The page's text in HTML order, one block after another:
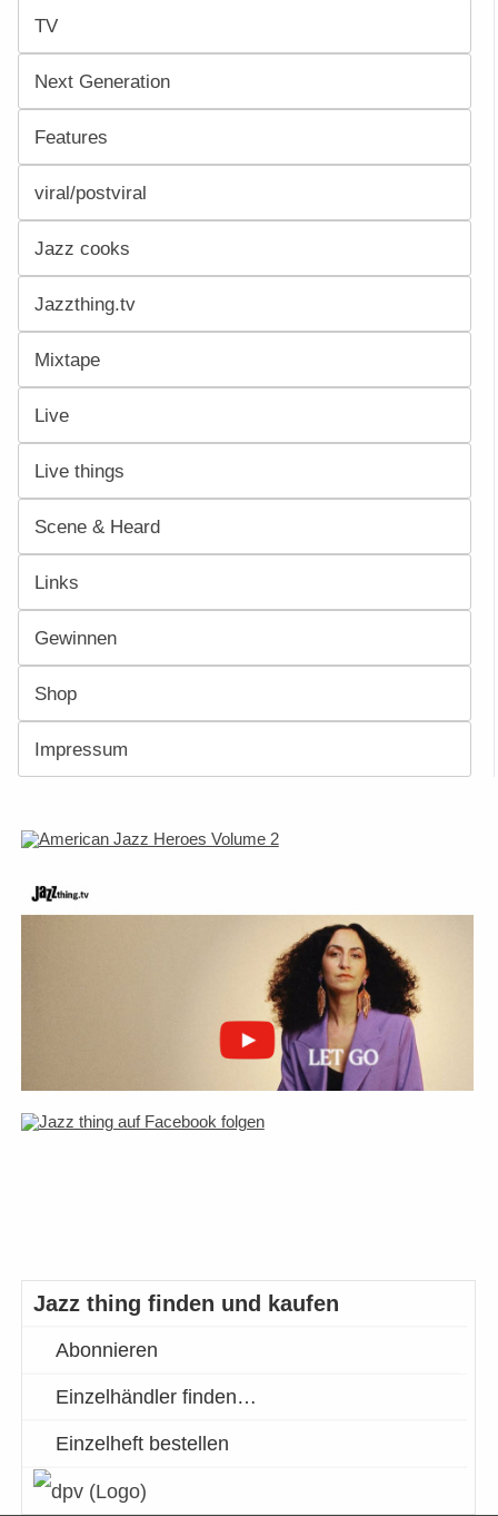
TV
Next Generation
Features
viral/postviral
Jazz cooks
Jazzthing.tv
Mixtape
Live
Live things
Scene & Heard
Links
Gewinnen
Shop
Impressum
Jazz thing finden und kaufen
Abonnieren
Einzelhändler finden…
Einzelheft bestellen